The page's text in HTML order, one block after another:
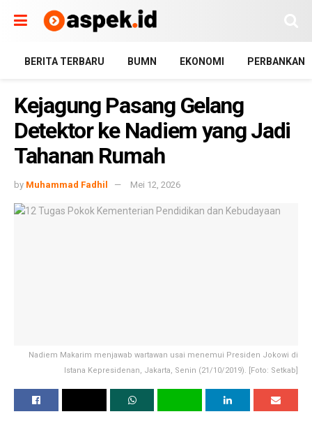
BERITA TERBARU BUMN EKONOMI PERBANKAN
Kejagung Pasang Gelang
Detektor ke Nadiem yang Jadi
Tahanan Rumah
by Muhammad Fadhil Mei 12, 2026
Nadiem Makarim menjawab wartawan usai menemui Presiden Jokowi di
Istana Kepresidenan, Jakarta, Senin (21/10/2019). [Foto: Setkab]